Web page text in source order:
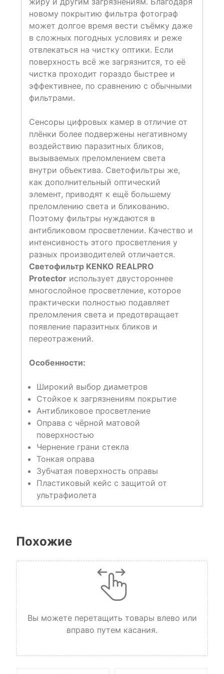
новому покрытию фильтра фотограф
может долгое время вести съёмку даже
в сложных погодных условиях и реже
отвлекаться на чистку оптики. Если
поверхность всё же загрязнится, то её
чистка проходит гораздо быстрее и
эффективнее, по сравнению с обычными
фильтрами.
Сенсоры цифровых камер в отличие от
плёнки более подвержены негативному
воздействию паразитных бликов,
вызываемых преломлением света
внутри объектива. Светофильтры же,
как дополнительный оптический
элемент, приводят к ещё большему
преломлению света и бликованию.
Поэтому фильтры нуждаются в
антибликовом просветлении. Качество и
интенсивность этого просветления у
разных производителей отличается.
Светофильтр KENKO REALPRO
Protector использует двустороннее
многослойное просветление, которое
практически полностью подавляет
преломления света и предотвращает
появление паразитных бликов и
переотражений.
Особенности:
Широкий выбор диаметров
Стойкое к загрязнениям покрытие
Антибликовое просветление
Оправа с чёрной матовой
поверхностью
Чернение грани стекла
Тонкая оправа
Зубчатая поверхность оправы
Пластиковый кейс с защитой от
ультрафиолета
Похожие
Вы можете перетащить товары влево или
вправо путем касания.